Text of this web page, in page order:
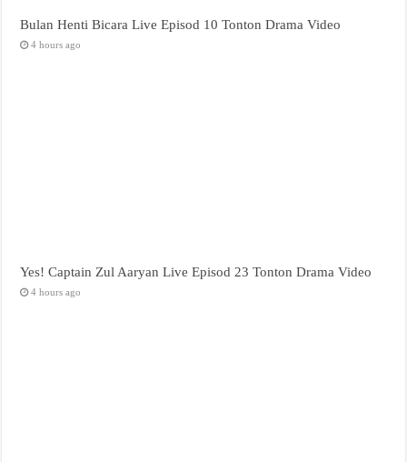
Bulan Henti Bicara Live Episod 10 Tonton Drama Video
4 hours ago
Yes! Captain Zul Aaryan Live Episod 23 Tonton Drama Video
4 hours ago